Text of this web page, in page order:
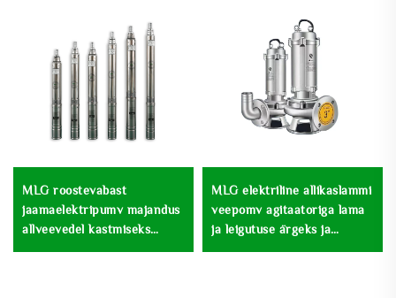
MLG roostevabast
jaamaelektripumv majandus
allveevedel kastmiseks
MLG elektriline allikaslammi
veepomv agitaatoriga lama
ja leigutuse ärgeks ja